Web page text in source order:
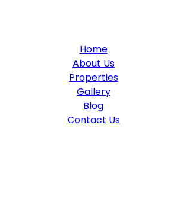
Home
About Us
Properties
Gallery
Blog
Contact Us